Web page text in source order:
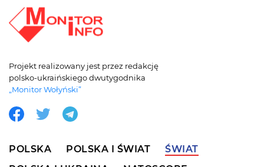
Projekt realizowany jest przez redakcję
polsko-ukraińskiego dwutygodnika
„Monitor Wołyński”
POLSKA POLSKA I ŚWIAT
ŚWIAT